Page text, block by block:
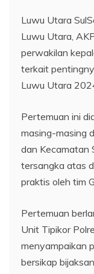
Luwu Utara
Luwu Utara,
perwakilan
terkait
Luwu Utara
Pertemuan ini
masing-masing
dan Kecamatan
tersangka atas
praktis oleh tim
Pertemuan
Unit Tipikor
menyampaikan
bersikap